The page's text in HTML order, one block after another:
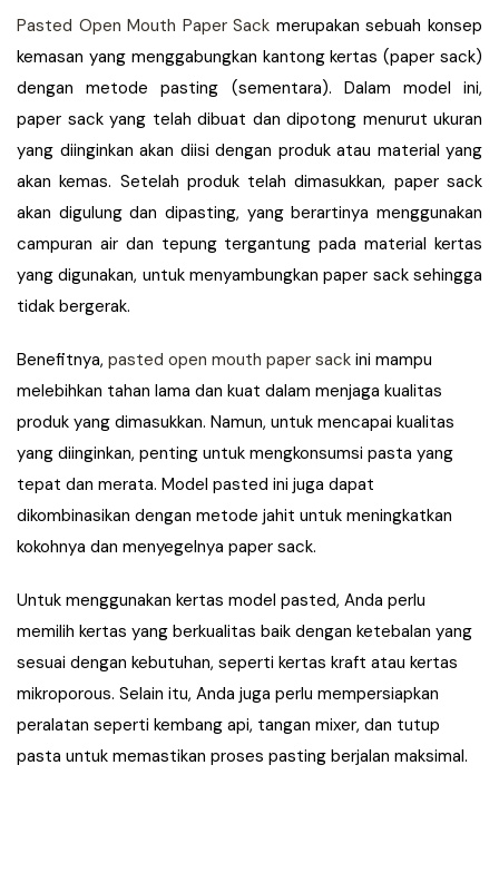
Pasted Open Mouth Paper Sack merupakan sebuah konsep
kemasan yang menggabungkan kantong kertas (paper sack)
dengan metode pasting (sementara). Dalam model ini,
paper sack yang telah dibuat dan dipotong menurut ukuran
yang diinginkan akan diisi dengan produk atau material yang
akan kemas. Setelah produk telah dimasukkan, paper sack
akan digulung dan dipasting, yang berartinya menggunakan
campuran air dan tepung tergantung pada material kertas
yang digunakan, untuk menyambungkan paper sack sehingga
tidak bergerak.
Benefitnya, pasted open mouth paper sack ini mampu
melebihkan tahan lama dan kuat dalam menjaga kualitas
produk yang dimasukkan. Namun, untuk mencapai kualitas
yang diinginkan, penting untuk mengkonsumsi pasta yang
tepat dan merata. Model pasted ini juga dapat
dikombinasikan dengan metode jahit untuk meningkatkan
kokohnya dan menyegelnya paper sack.
Untuk menggunakan kertas model pasted, Anda perlu
memilih kertas yang berkualitas baik dengan ketebalan yang
sesuai dengan kebutuhan, seperti kertas kraft atau kertas
mikroporous. Selain itu, Anda juga perlu mempersiapkan
peralatan seperti kembang api, tangan mixer, dan tutup
pasta untuk memastikan proses pasting berjalan maksimal.